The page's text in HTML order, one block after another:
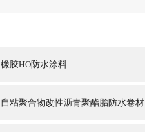
橡胶HO防水涂料
自粘聚合物改性沥青聚酯胎防水卷材